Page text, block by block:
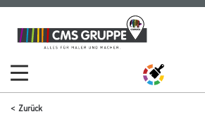
Zum
Inhalt
Zum
Navigationsmenü
Zurück